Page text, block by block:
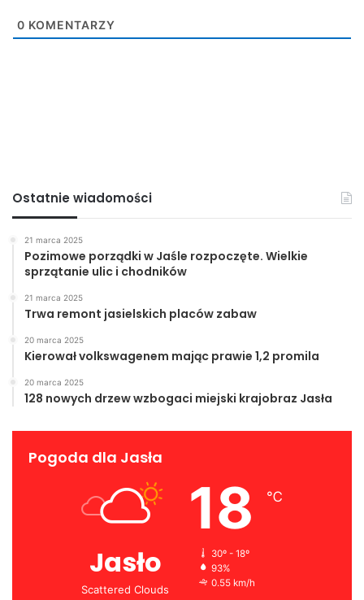
0 KOMENTARZY
Ostatnie wiadomości
21 marca 2025
Pozimowe porządki w Jaśle rozpoczęte. Wielkie
sprzątanie ulic i chodników
21 marca 2025
Trwa remont jasielskich placów zabaw
20 marca 2025
Kierował volkswagenem mając prawie 1,2 promila
20 marca 2025
128 nowych drzew wzbogaci miejski krajobraz Jasła
Pogoda dla Jasła
Jasło
Scattered Clouds
18 ℃
30º - 18º
93%
0.55 km/h